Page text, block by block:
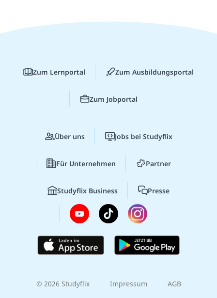
Zum Lernportal Zum Ausbildungsportal
Zum Jobportal
Über uns Jobs bei Studyflix
Für Unternehmen Partner
Studyflix Business Presse
© 2026 Studyflix Impressum AGB